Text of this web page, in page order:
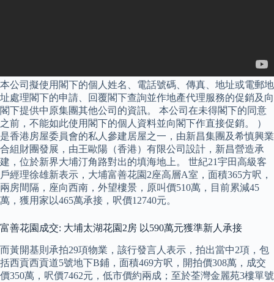
本公司擬使用閣下的個人姓名、電話號碼、傳真、地址或電郵地
址處理閣下的申請、回覆閣下查詢並作地產代理服務的促銷及向
閣下提供中原集團其他公司的資訊。 本公司在未得閣下的同意
之前，不能如此使用閣下的個人資料並向閣下作直接促銷。 ）
是香港房屋委員會的私人參建居屋之一，由新昌集團及希慎興業
合組財團發展，由王歐陽（香港）有限公司設計，新昌營造承
建，位於新界大埔汀角路對出的填海地上。 世紀21宇田高級客
戶經理徐雄新表示，大埔富善花園2座高層A室，面積365方呎，
兩房間隔，座向西南，外望樓景，原叫價510萬，目前累減45
萬，獲用家以465萬承接，呎價12740元。
富善花園成交: 大埔太湖花園2房 以590萬元獲準新人承接
而黃開基則承拍29項物業，該行發言人表示，拍出當中2項，包
括西貢西貢道5號地下B鋪，面積469方呎，開拍價308萬，成交
價350萬，呎價7462元，低市價約兩成；至於荃灣金麗苑3樓單號